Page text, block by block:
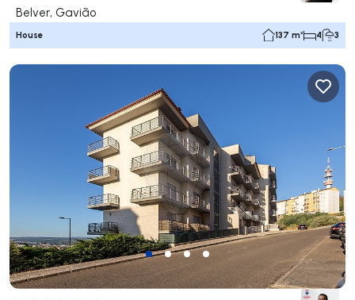
Belver, Gavião
House 137 m² 4 3